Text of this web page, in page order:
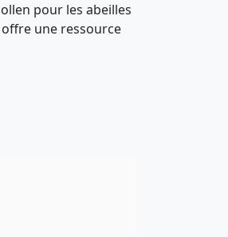
pour les abeilles
une ressource